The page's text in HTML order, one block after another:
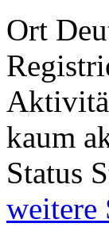
Ort
kaum
Status
weitere